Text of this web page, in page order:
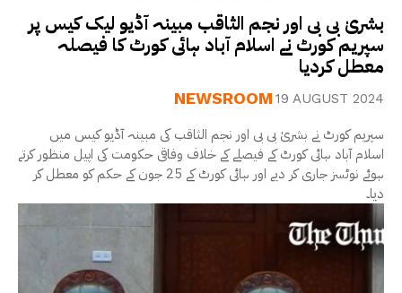
بشریٰ بی بی اور نجم الثاقب مبینہ آڈیو لیک کیس پر
سپریم کورٹ نے اسلام آباد ہائی کورٹ کا فیصلہ
معطل کردیا
NEWSROOM 19 AUGUST 2024
سپریم کورٹ نے بشریٰ بی بی اور نجم الثاقب کی مبینہ آڈیو کیس میں
اسلام آباد ہائی کورٹ کے فیصلے کے خلاف وفاقی حکومت کی اپیل منظور کرتے
ہوئے نوٹسز جاری کر دیے اور ہائی کورٹ کے 25 جون کے حکم کو معطل کر
دیا۔